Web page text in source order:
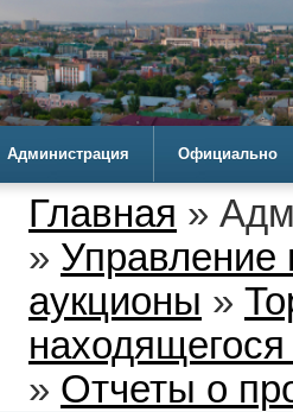
Администрация Официально
Главная »
» Управление
аукционы »
» Отчеты о